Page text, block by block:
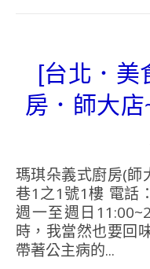
[台北．美
房．師大
瑪琪朵義式廚房(師大店) 地址：台北市師大路80
巷1之1號1樓 電話
週一至週日
時，我當然也要回
帶著公主病的...